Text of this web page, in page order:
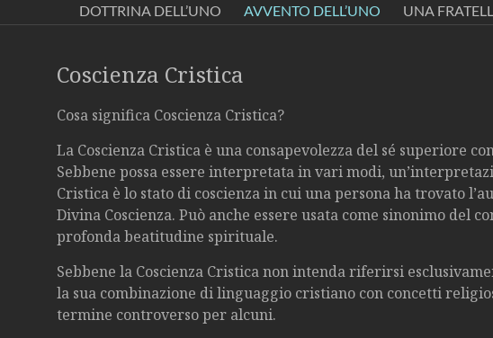
Fratellanza+Dottrina
Ω
DOTTRINA DELL’UNO AVVENTO DELL’UNO UNA
Coscienza Cristica
Cosa significa Coscienza Cristica?
La Coscienza Cristica è una consapevolezza del sé superiore
Sebbene possa essere interpretata in vari modi,
Cristica è lo stato di coscienza in cui una persona ha trovato
Divina Coscienza. Può anche essere usata come sinonimo del
profonda beatitudine spirituale.
Sebbene la Coscienza Cristica non intenda riferirsi
la sua combinazione di linguaggio cristiano con concetti
termine controverso per alcuni.